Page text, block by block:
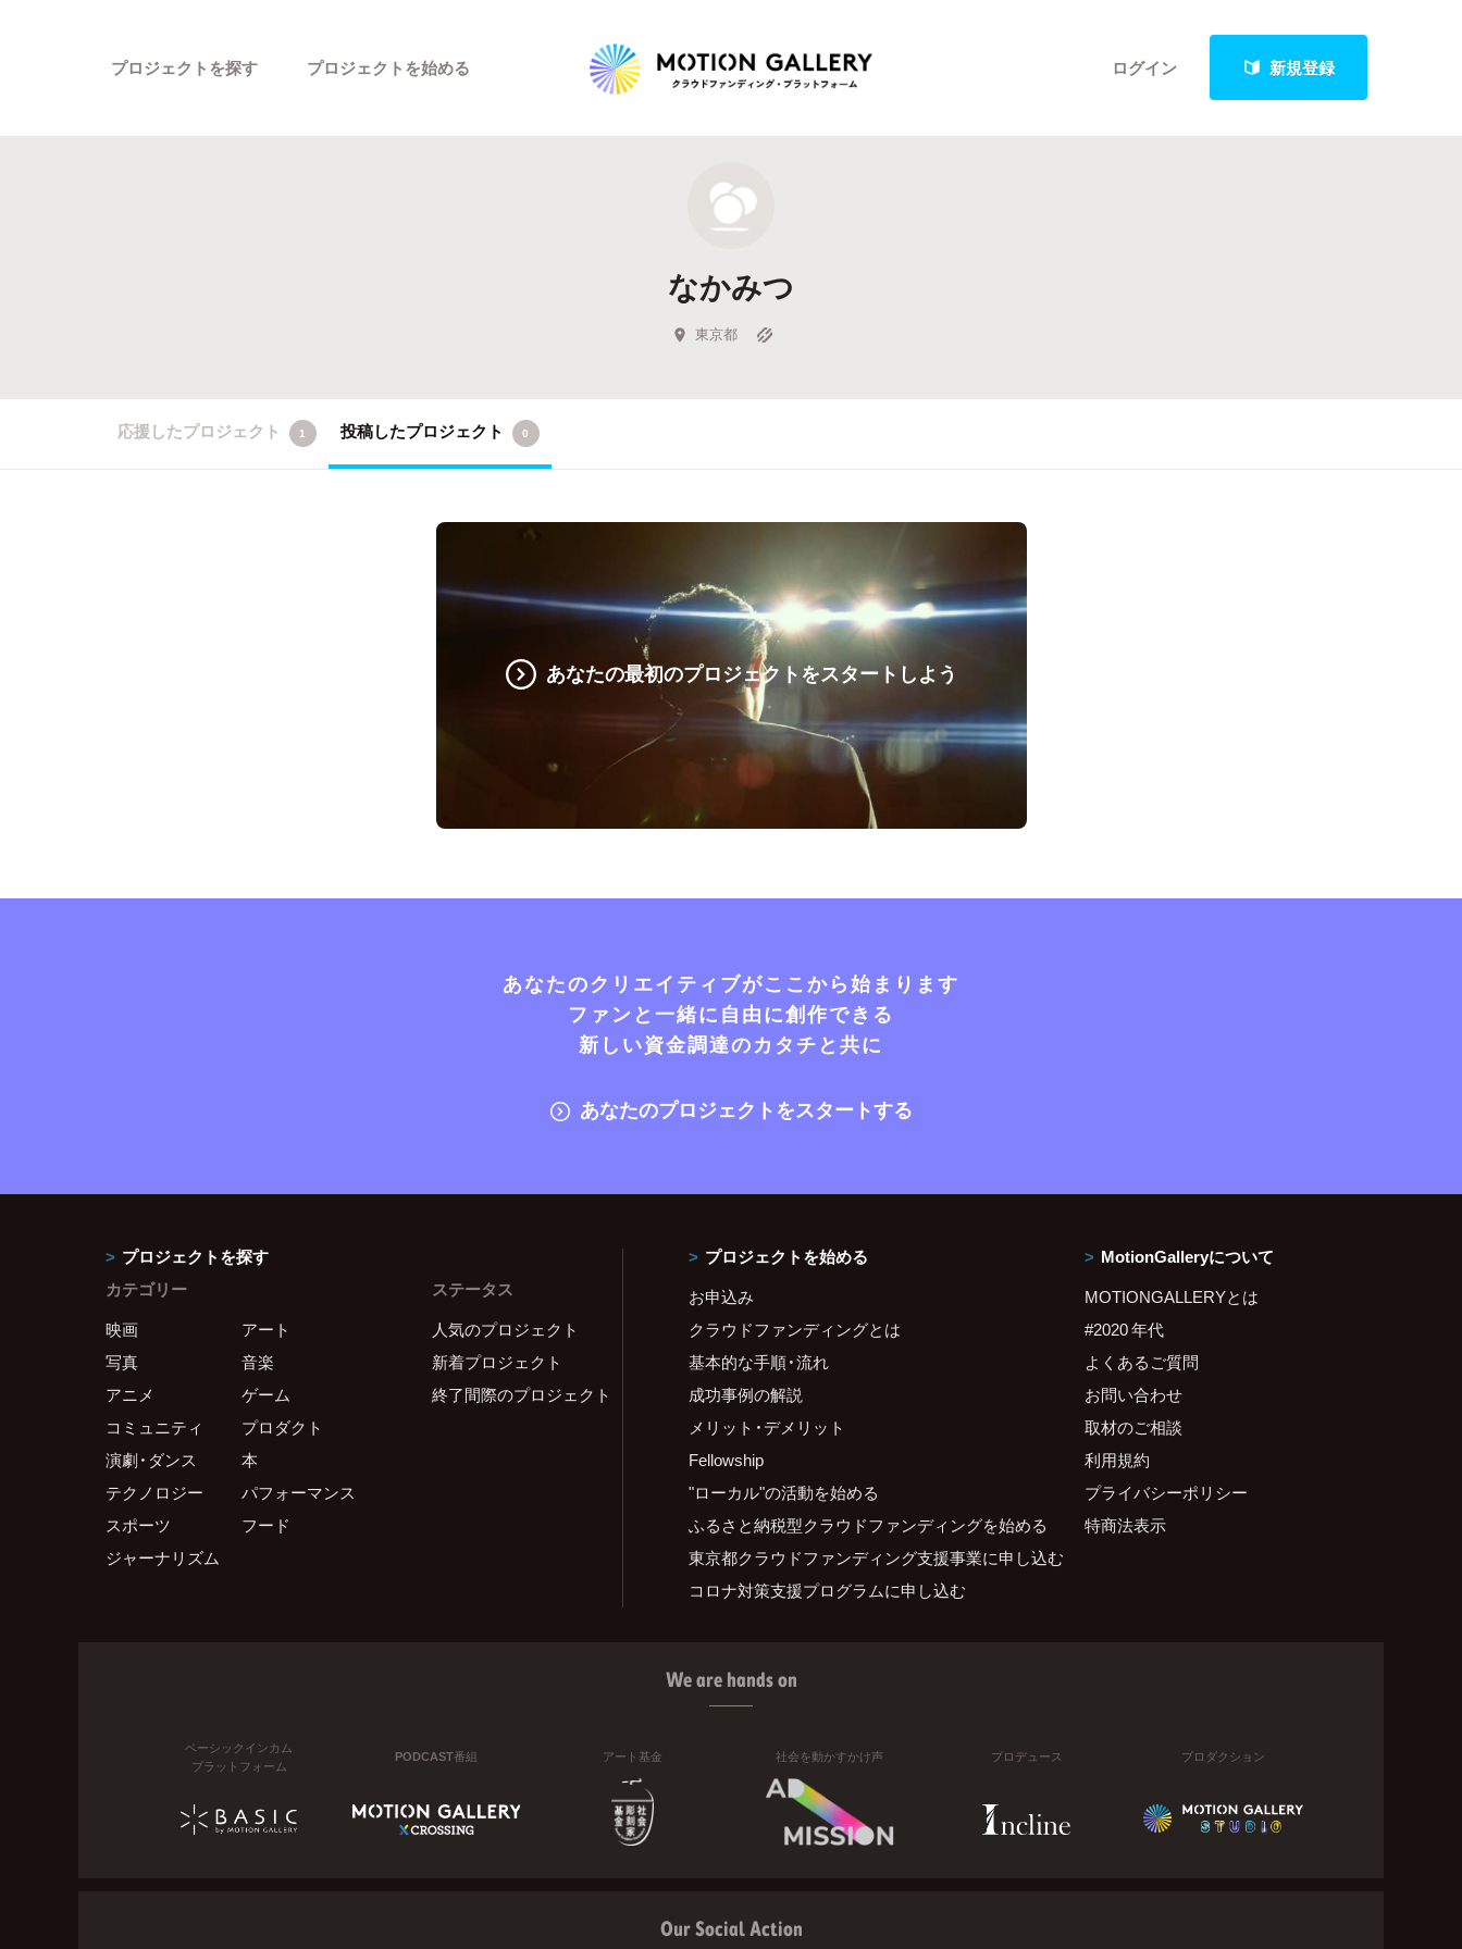
ログイン 新規登録
プロジェクトを探す
新着プロジェクト
Feature
キュレーターから探す
プロジェクトを始める
なかみつ
東京都
応援したプロジェクト 1 投稿したプロジェクト 0
あなたの最初のプロジェクトをスタートしよう
あなたのクリエイティブがここから始まります
ファンと一緒に自由に創作できる
新しい資金調達のカタチと共に
あなたのプロジェクトをスタートする
プロジェクトを探す
カテゴリー
映画
アート
写真
音楽
アニメ
ゲーム
コミュニティ
プロダクト
演劇・ダンス
本
テクノロジー
パフォーマンス
スポーツ
フード
ジャーナリズム
ステータス
人気のプロジェクト
新着プロジェクト
終了間際のプロジェクト
プロジェクトを始める
お申込み
クラウドファンディングとは
基本的な手順・流れ
成功事例の解説
メリット・デメリット
Fellowship
"ローカル"の活動を始める
ふるさと納税型クラウドファンディングを始める
東京都クラウドファンディング支援事業に申し込む
コロナ対策支援プログラムに申し込む
MotionGalleryについて
MOTIONGALLERYとは
#2020 年代
よくあるご質問
お問い合わせ
取材のご相談
利用規約
プライバシーポリシー
特商法表示
We are hands on
ベーシックインカム
プラットフォーム
PODCAST番組 アート基金 社会を動かすかけ声 プロデュース プロダクション
Our Social Action